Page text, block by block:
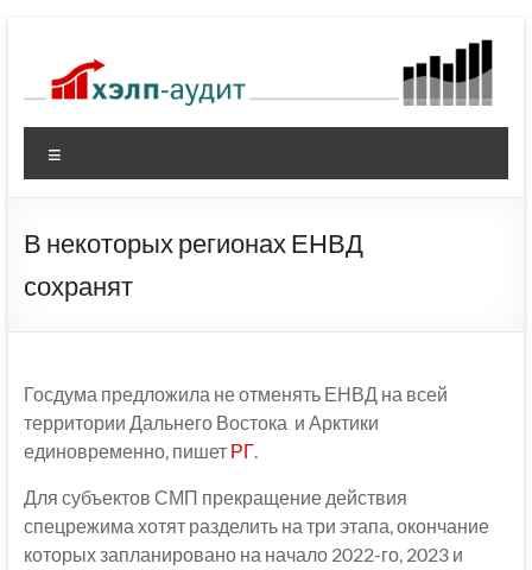
содержимому
В некоторых регионах ЕНВД
сохранят
Госдума предложила не отменять ЕНВД на всей
территории Дальнего Востока и Арктики
единовременно, пишет РГ.
Для субъектов СМП прекращение действия
спецрежима хотят разделить на три этапа, окончание
которых запланировано на начало 2022-го, 2023 и